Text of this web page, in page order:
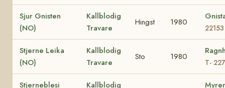
Sjur Gnisten
(NO)
Kallblodig
Travare
Hingst 1980
22153
Stjerne Leika
(NO)
Kallblodig
Travare
Sto 1980
T-
Stjerneblesi
Kallblodig